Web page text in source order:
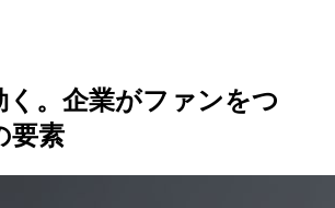
く。企業がファンをつ
要素